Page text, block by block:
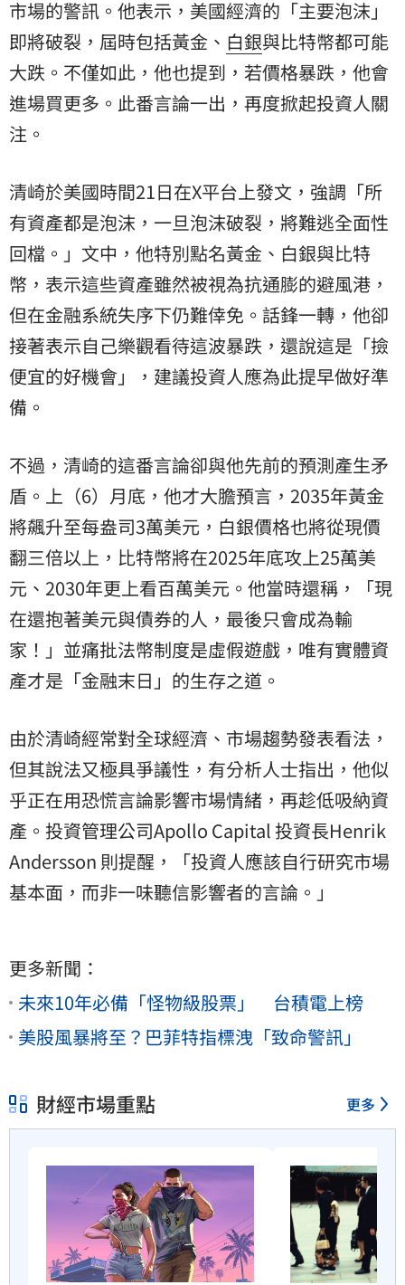
市場的警訊。他表示，美國經濟的「主要泡沫」
即將破裂，屆時包括黃金、 白銀與比特幣都可能
大跌。不僅如此，他也提到，若價格暴跌，他會
進場買更多。此番言論一出，再度掀起投資人關
注。
清崎於美國時間21日在X平台上發文，強調「所
有資產都是泡沫，一旦泡沫破裂，將難逃全面性
回檔。」文中，他特別點名黃金、白銀與比特
幣，表示這些資產雖然被視為抗通膨的避風港，
但在金融系統失序下仍難倖免。話鋒一轉，他卻
接著表示自己樂觀看待這波暴跌，還說這是「撿
便宜的好機會」，建議投資人應為此提早做好準
備。
不過，清崎的這番言論卻與他先前的預測產生矛
盾。上（6）月底，他才大膽預言，2035年黃金
將飆升至每盎司3萬美元，白銀價格也將從現價
翻三倍以上，比特幣將在2025年底攻上25萬美
元、2030年更上看百萬美元。他當時還稱，「現
在還抱著美元與債券的人，最後只會成為輸
家！」並痛批法幣制度是虛假遊戲，唯有實體資
產才是「金融末日」的生存之道。
由於清崎經常對全球經濟、市場趨勢發表看法，
但其說法又極具爭議性，有分析人士指出，他似
乎正在用恐慌言論影響市場情緒，再趁低吸納資
產。投資管理公司Apollo Capital 投資長Henrik
Andersson 則提醒，「投資人應該自行研究市場
基本面，而非一味聽信影響者的言論。」
更多新聞：
未來10年必備「怪物級股票」 台積電上榜
美股風暴將至？巴菲特指標洩「致命警訊」
財經市場重點 更多